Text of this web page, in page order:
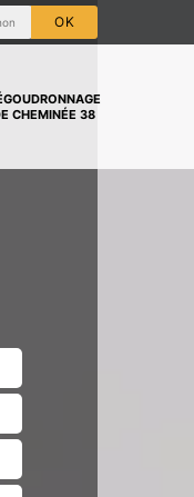
CHEMINÉE 38